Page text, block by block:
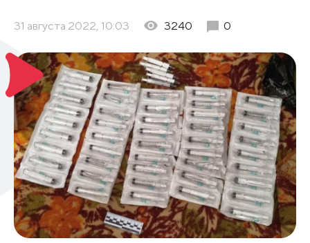
31 августа 2022, 10:03 3240 0